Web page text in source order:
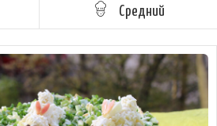
Средний